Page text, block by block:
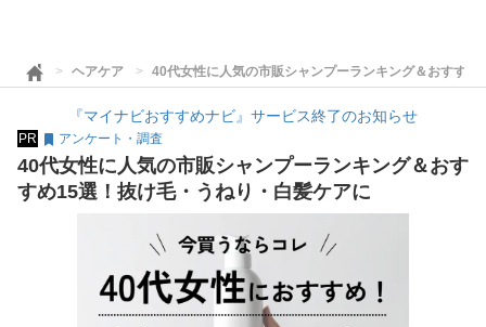
ヘアケア 40代女性に人気の市販シャンプーランキング＆おすす
『マイナビおすすめナビ』サービス終了のお知らせ
PR アンケート・調査
40代女性に人気の市販シャンプーランキング＆おす
すめ15選！抜け毛・うねり・白髪ケアに